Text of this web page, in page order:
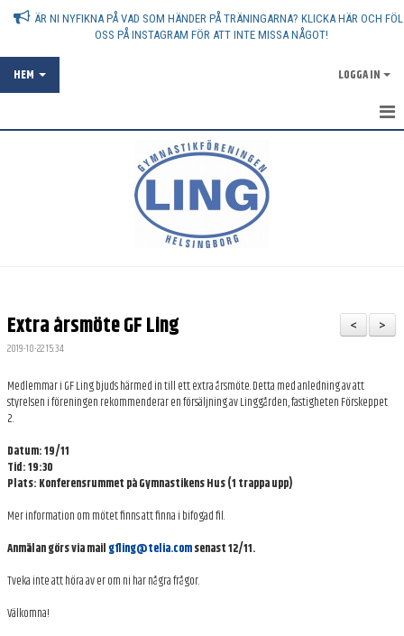
ÄR NI NYFIKNA PÅ VAD SOM HÄNDER PÅ TRÄNINGARNA? KLICKA HÄR OCH
OSS PÅ INSTAGRAM FÖR ATT INTE MISSA NÅGOT!
HEM LOGGA IN
SPONSRING
VANLIGA FRÅGOR - FAQ
ARKIV
>
<
Extra årsmöte GF Ling
2019-10-22 15:34
Medlemmar i GF Ling bjuds härmed in till ett extra årsmöte. Detta med anledning av att
styrelsen i föreningen rekommenderar en försäljning av Linggården, fastigheten Förskeppet
2.
Datum: 19/11
Tid: 19:30
Plats: Konferensrummet på Gymnastikens Hus (1 trappa upp)
Mer information om mötet finns att finna i bifogad fil.
Anmälan görs via mail gfling@telia.comsenast 12/11.
Tveka inte att höra av er om ni har några frågor.
Välkomna!